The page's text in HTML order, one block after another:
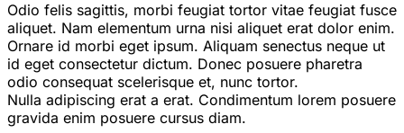
Odio felis sagittis, morbi feugiat tortor vitae feugiat fusce
aliquet. Nam elementum urna nisi aliquet erat dolor enim.
Ornare id morbi eget ipsum. Aliquam senectus neque ut
id eget consectetur dictum. Donec posuere pharetra
odio consequat scelerisque et, nunc tortor.
Nulla adipiscing erat a erat. Condimentum lorem posuere
gravida enim posuere cursus diam.